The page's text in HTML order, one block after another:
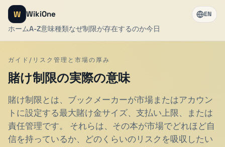
W WikiOne
ホームA-Z意味種類なぜ制限が存在するのか今日
EN
ガイド/リスク管理と市場の厚み
賭け制限の実際の意味
賭け制限とは、ブックメーカーが市場またはアカウン
トに設定する最大賭け金サイズ、支払い上限、または
責任管理です。 それらは、その本が市場でどれほど自
信を持っているか、どのくらいのリスクを吸収したい